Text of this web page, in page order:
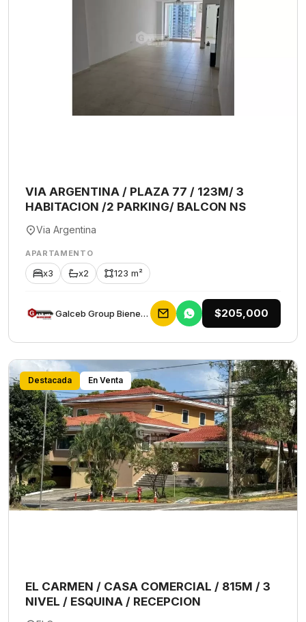
VIA ARGENTINA / PLAZA 77 / 123M/ 3
HABITACION /2 PARKING/ BALCON NS
Via Argentina
APARTAMENTO
x3 x2 123 m²
Galceb Group Bienes Raices $205,000
Destacada En Venta
EL CARMEN / CASA COMERCIAL / 815M / 3
NIVEL / ESQUINA / RECEPCION